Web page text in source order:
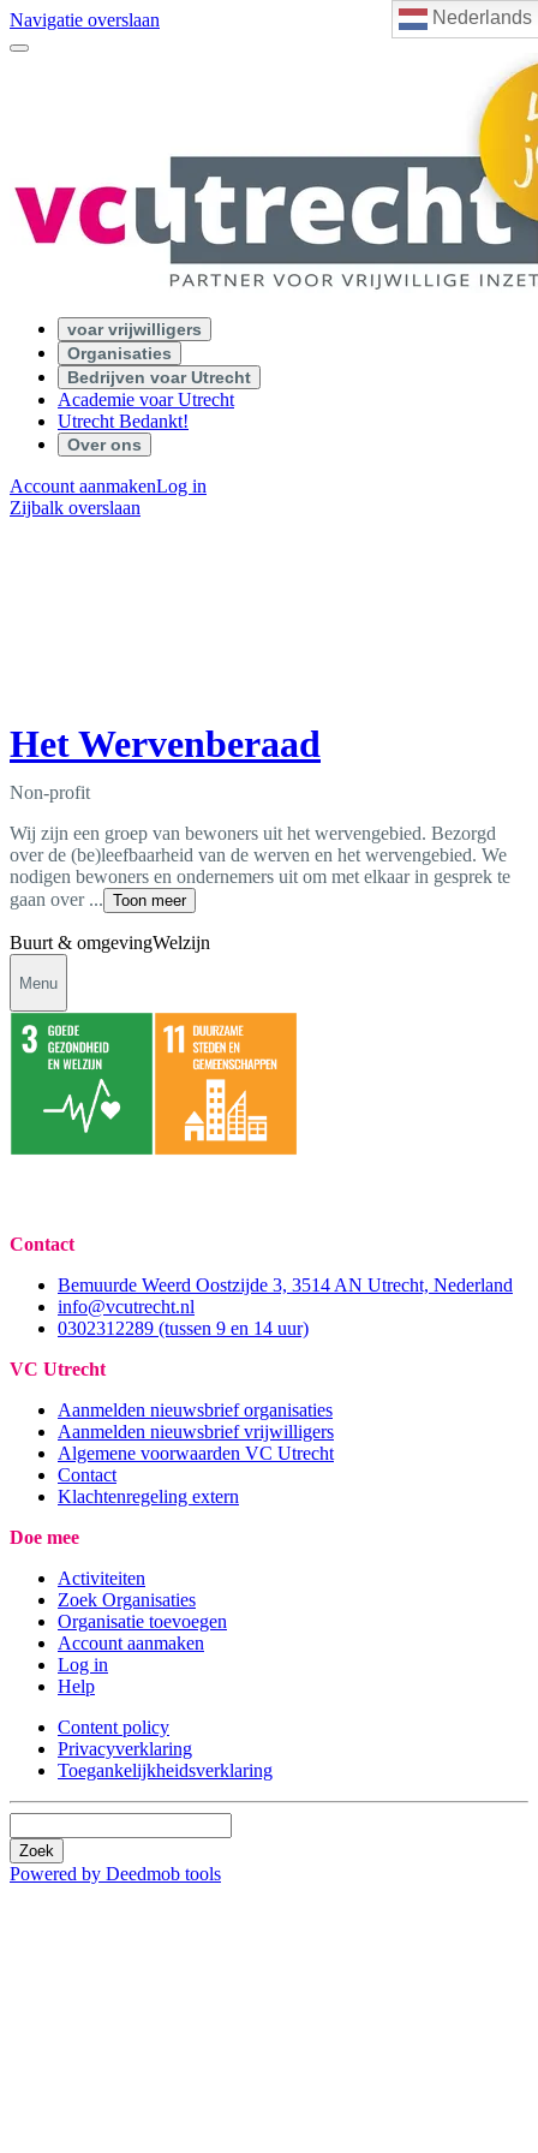
Nederlands
Navigatie overslaan
voar vrijwilligers
Organisaties
Bedrijven voar Utrecht
Academie voar Utrecht
Utrecht Bedankt!
Over ons
Account aanmakenLog in
Zijbalk overslaan
Het Wervenberaad
Non-profit
Wij zijn een groep van bewoners uit het wervengebied. Bezorgd
over de (be)leefbaarheid van de werven en het wervengebied. We
nodigen bewoners en ondernemers uit om met elkaar in gesprek te
gaan over ... Toon meer
Buurt & omgevingWelzijn
Menu
Contact
Bemuurde Weerd Oostzijde 3, 3514 AN Utrecht, Nederland
info@vcutrecht.nl
0302312289 (tussen 9 en 14 uur)
VC Utrecht
Aanmelden nieuwsbrief organisaties
Aanmelden nieuwsbrief vrijwilligers
Algemene voorwaarden VC Utrecht
Contact
Klachtenregeling extern
Doe mee
Activiteiten
Zoek Organisaties
Organisatie toevoegen
Account aanmaken
Log in
Help
Content policy
Privacyverklaring
Toegankelijkheidsverklaring
Zoek
Powered by Deedmob tools